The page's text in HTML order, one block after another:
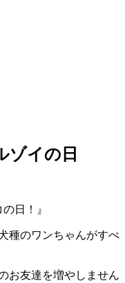
ゾイの日
日！』
種のワンちゃんがすべ
お友達を増やしません